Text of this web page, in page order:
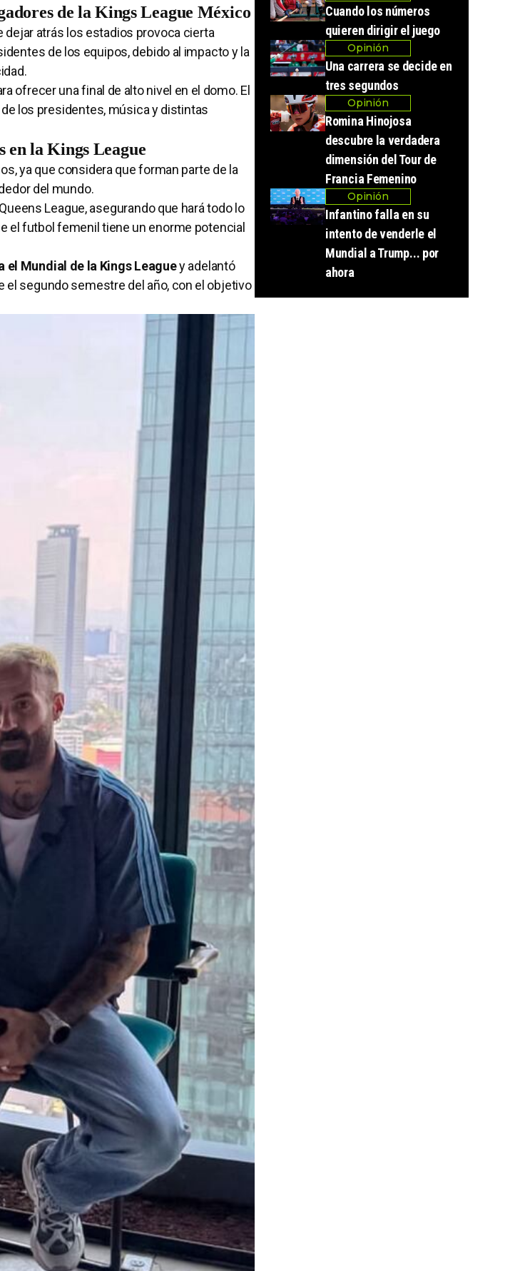
de la Kings League México
atrás los estadios provoca cierta
de los equipos, debido al impacto y la
ofrecer una final de alto nivel en el domo. El
los presidentes, música y distintas
en la Kings League
ya que considera que forman parte de la
del mundo.
League, asegurando que hará todo lo
el futbol femenil tiene un enorme potencial
el Mundial de la Kings Leaguey adelantó
el segundo semestre del año, con el objetivo
Cuando los números
quieren dirigir el juego
Opinión
Una carrera se decide en
tres segundos
Opinión
Romina Hinojosa
descubre la verdadera
dimensión del Tour de
Francia Femenino
Opinión
Infantino falla en su
intento de venderle el
Mundial a Trump... por
ahora